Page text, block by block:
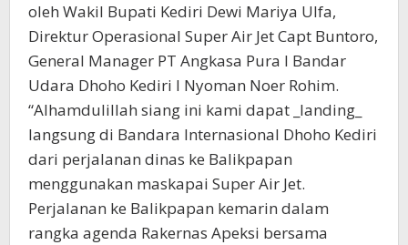
oleh Wakil Bupati Kediri Dewi Mariya Ulfa,
Direktur Operasional Super Air Jet Capt Buntoro,
General Manager PT Angkasa Pura I Bandar
Udara Dhoho Kediri I Nyoman Noer Rohim.
“Alhamdulillah siang ini kami dapat _landing_
langsung di Bandara Internasional Dhoho Kediri
dari perjalanan dinas ke Balikpapan
menggunakan maskapai Super Air Jet.
Perjalanan ke Balikpapan kemarin dalam
rangka agenda Rakernas Apeksi bersama